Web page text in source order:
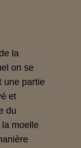
la
on se
une partie
et
du
moelle